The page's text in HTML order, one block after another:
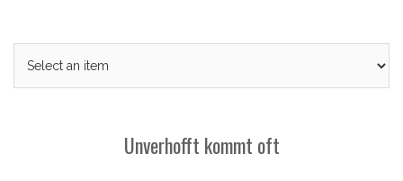
Unverhofft kommt oft